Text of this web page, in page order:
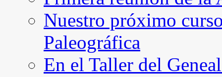
Nuestro próximo
Paleográfica
En el Taller del